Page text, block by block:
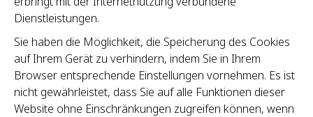
Dienstleistungen.
Sie haben die Möglichkeit, die Speicherung des Cookies
auf Ihrem Gerät zu verhindern, indem Sie in Ihrem
Browser entsprechende Einstellungen vornehmen. Es ist
nicht gewährleistet, dass Sie auf alle Funktionen dieser
Website ohne Einschränkungen zugreifen können, wenn